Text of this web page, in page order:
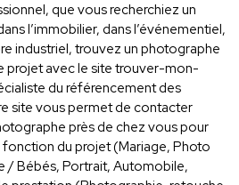
que vous recherchiez un
l’immobilier, dans l’événementiel,
industriel, trouvez un photographe
projet avec le site trouver-mon-
du référencement des
site vous permet de contacter
près de chez vous pour
fonction du projet (Mariage, Photo
/ Bébés, Portrait, Automobile,